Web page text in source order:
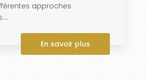
approches
En savoir plus